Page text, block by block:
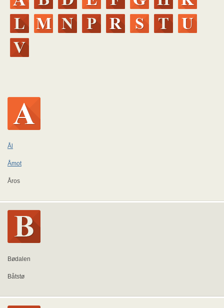
Ål
Åmot
Åros
Bødalen
Båtstø